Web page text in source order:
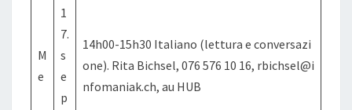
M
e
1
7.
s
e
p
14h00-15h30 Italiano (lettura e conversazi
one). Rita Bichsel, 076 576 10 16, rbichsel@i
nfomaniak.ch, au HUB